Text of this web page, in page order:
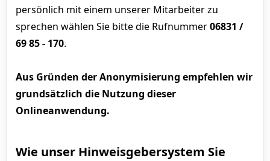
persönlich mit einem unserer Mitarbeiter zu
sprechen wählen Sie bitte die Rufnummer06831 /
69 85 - 170.
Aus Gründen der Anonymisierung empfehlen wir
grundsätzlich die Nutzung dieser
Onlineanwendung.
Wie unser Hinweisgebersystem Sie